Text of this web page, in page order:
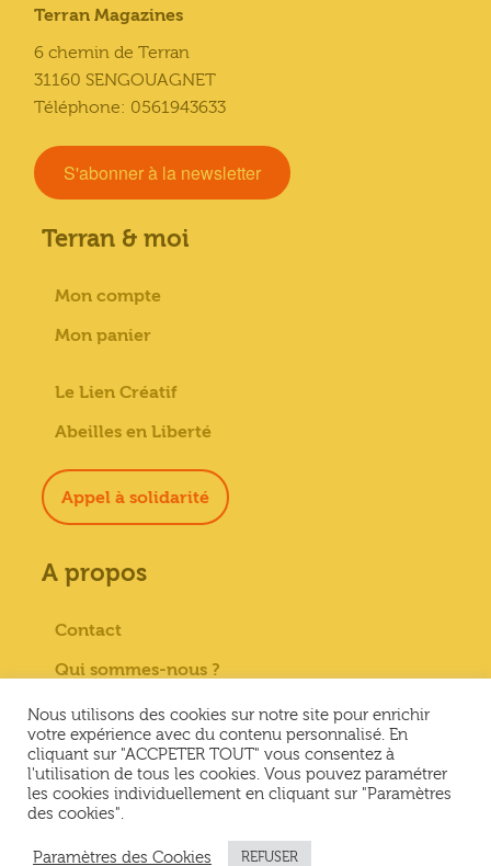
Terran Magazines
6 chemin de Terran
31160 SENGOUAGNET
Téléphone: 0561943633
S'abonner à la newsletter
Terran & moi
Mon compte
Mon panier
Le Lien Créatif
Abeilles en Liberté
Appel à solidarité
A propos
Contact
Qui sommes-nous ?
Paiement sécurisé
Mentions Légales
Conditions générales de vente
Politique de confidentialité
Nous utilisons des cookies sur notre site pour enrichir
votre expérience avec du contenu personnalisé. En
cliquant sur "ACCPETER TOUT" vous consentez à
l'utilisation de tous les cookies. Vous pouvez paramétrer
les cookies individuellement en cliquant sur "Paramètres
des cookies".
Paramètres des Cookies REFUSER